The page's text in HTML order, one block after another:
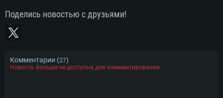
Поделись новостью с друзьями!
Комментарии (27)
Новость больше не доступна для комментирования